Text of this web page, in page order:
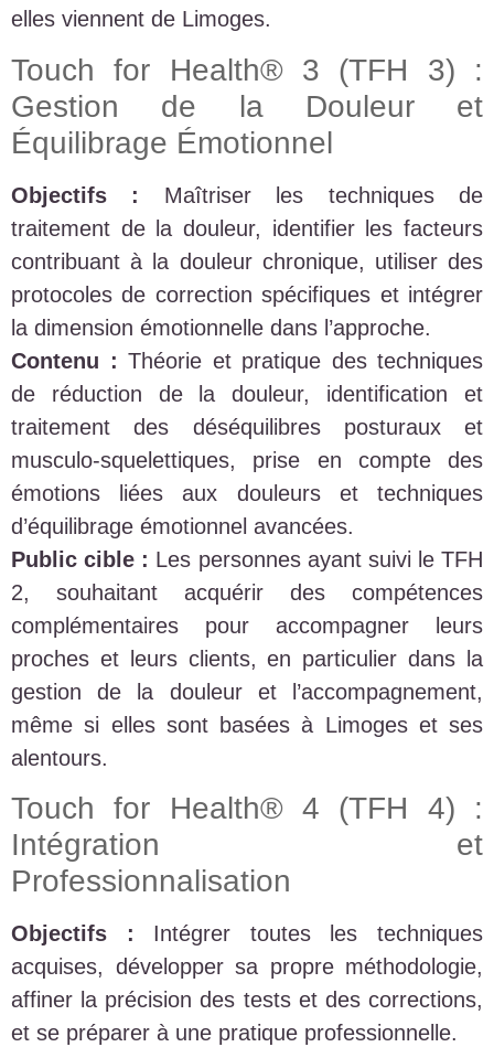
elles viennent de Limoges.
Touch for Health® 3 (TFH 3) :
Gestion de la Douleur et
Équilibrage Émotionnel
Objectifs :
Maîtriser les techniques de
traitement de la douleur, identifier les facteurs
contribuant à la douleur chronique, utiliser des
protocoles de correction spécifiques et intégrer
la dimension émotionnelle dans l’approche.
Contenu : Théorie et pratique des techniques
de réduction de la douleur, identification et
traitement des déséquilibres posturaux et
musculo-squelettiques, prise en compte des
émotions liées aux douleurs et techniques
d’équilibrage émotionnel avancées.
Public cible : Les personnes ayant suivi le TFH
2, souhaitant acquérir des compétences
complémentaires pour accompagner leurs
proches et leurs clients, en particulier dans la
gestion de la douleur et l’accompagnement,
même si elles sont basées à Limoges et ses
alentours.
Touch for Health® 4 (TFH 4) :
Intégration et
Professionnalisation
Objectifs : Intégrer toutes les techniques
acquises, développer sa propre méthodologie,
affiner la précision des tests et des corrections,
et se préparer à une pratique professionnelle.